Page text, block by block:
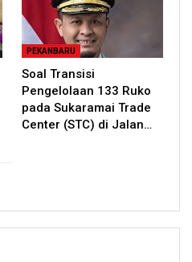
PEKANBARU
Soal Transisi
Pengelolaan 133 Ruko
pada Sukaramai Trade
Center (STC) di Jalan…